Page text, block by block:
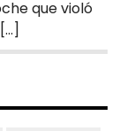
que violó